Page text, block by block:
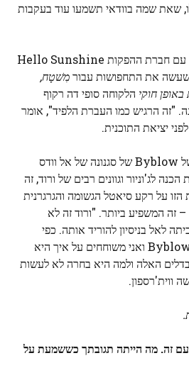
שאת שמה בוודאי תשמעו עוד בעקבות
Byblow, שעבד לראשונה עם חברת ההפקות Hello Sunshine
מִשׁטָח,
באופן חוקי הלקוחה סופי דה רקוף
"זה הרגיש כמו העברת הלפיד", אומר
יציאת התוכנית.
עד כמה שהארכיטקטורה של Byblow של סגנונה של אל וודס
לג'וניור וגוונים רבים של ורוד, זה
על רקע סיאטל הגשומה והגרגרנית
– אחרי הכל זה שנות ה-90 – זה המשפיע ביותר. "ורוד זה לא
לאל בניסיון להוריד אותה. כפי
שמתברר, זה מאוד. למטה, Byblow ואני משוחחים על איך היא
האלה ולמה היא בחרה לא לעשות
ווית'רספון.
עם זה. מה הייתה תגובתך כששמעת על